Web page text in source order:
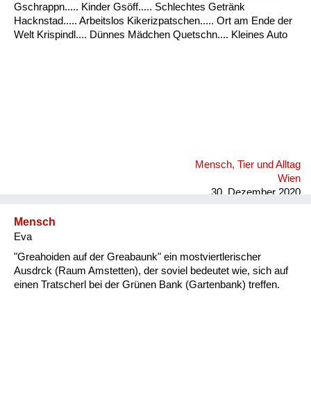
Gschrappn..... Kinder Gsöff..... Schlechtes Getränk
Hacknstad..... Arbeitslos Kikerizpatschen..... Ort am Ende der
Welt Krispindl.... Dünnes Mädchen Quetschn.... Kleines Auto
Mensch, Tier und Alltag
Wien
30. Dezember 2020
Mensch
Eva
"Greahoiden auf der Greabaunk" ein mostviertlerischer
Ausdrck (Raum Amstetten), der soviel bedeutet wie, sich auf
einen Tratscherl bei der Grünen Bank (Gartenbank) treffen.